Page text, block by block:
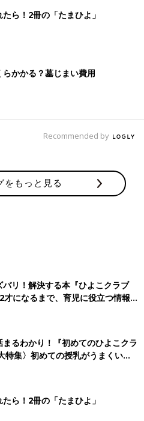
ら！2冊の「たまひよ」
かかる？墓じまい費用
Recommended by
をもっと見る
リ！解決する本『ひよこクラブ
になるまで、育児に役立つ情報が
るわかり！『初めてのひよこクラ
特集〉初めての授乳がうまくい
ルクの基本と夏のトラブル 解決テ
ら！2冊の「たまひよ」